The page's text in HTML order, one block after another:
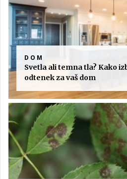
DOM
Svetla ali temna tla? Kako
odtenek za vaš dom